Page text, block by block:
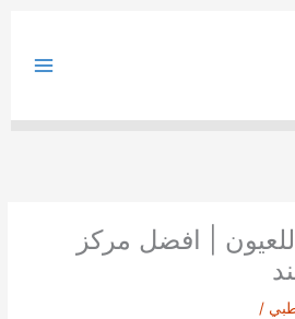
مستشفى ASG للعيون | افضل مركز
/